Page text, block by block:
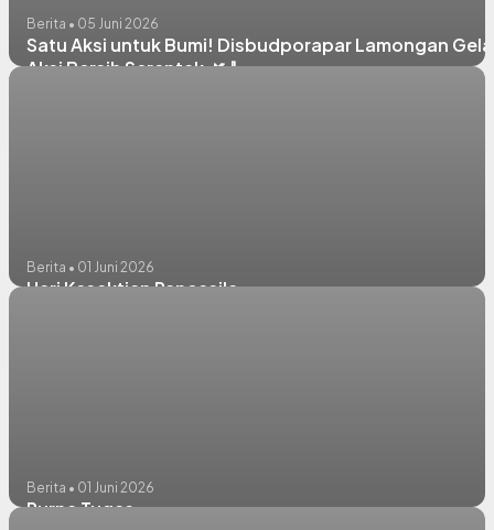
Berita • 05 Juni 2026
Satu Aksi untuk Bumi! Disbudporapar Lamongan
Aksi Bersih Serentak 🌿🧹
Berita • 01 Juni 2026
Hari Kesaktian Pancasila
Berita • 01 Juni 2026
Purna Tugas